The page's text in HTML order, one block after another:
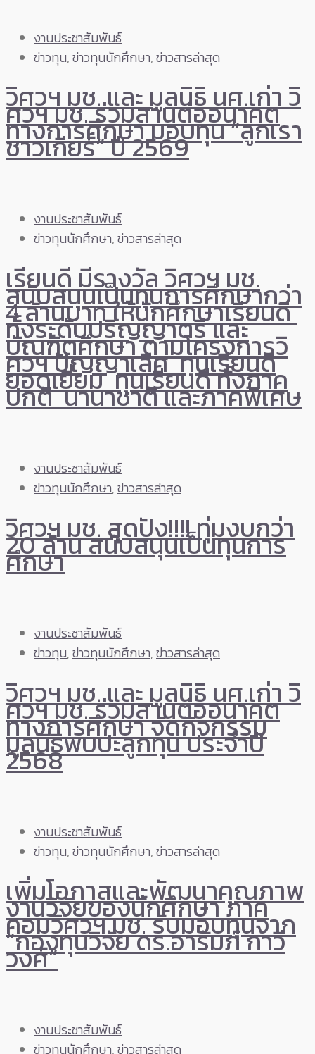
งานประชาสัมพันธ์
ข่าวทุน,ข่าวทุนนักศึกษา,ข่าวสารล่าสุด
วิศวฯ มช. และ มูลนิธิ นศ.เก่า วิ
ศวฯ มช. ร่วมสานต่ออนาคต
ทางการศึกษา มอบทุน “ลูกเรา
ชาวเกียร์” ปี 2569
งานประชาสัมพันธ์
ข่าวทุนนักศึกษา,ข่าวสารล่าสุด
เรียนดี มีรางวัล วิศวฯ มช.
สนับสนุนเป็นทุนการศึกษากว่า
4 ล้านบาท ให้นักศึกษาเรียนดี
ทั้งระดับปริญญาตรี และ
บัณฑิตศึกษา ตามโครงการวิ
ศวฯ ปัญญาเลิศ ทุนเรียนดี
ยอดเยี่ยม ทุนเรียนดี ทั้งภาค
ปกติ นานาชาติ และภาคพิเศษ
งานประชาสัมพันธ์
ข่าวทุนนักศึกษา,ข่าวสารล่าสุด
วิศวฯ มช. สุดปัง!!!! ทุ่มงบกว่า
20 ล้าน สนับสนุนเป็นทุนการ
ศึกษา
งานประชาสัมพันธ์
ข่าวทุน,ข่าวทุนนักศึกษา,ข่าวสารล่าสุด
วิศวฯ มช. และ มูลนิธิ นศ.เก่า วิ
ศวฯ มช. ร่วมสานต่ออนาคต
ทางการศึกษา จัดกิจกรรม
มูลนิธิพบปะลูกทุน ประจำปี
2568
งานประชาสัมพันธ์
ข่าวทุน,ข่าวทุนนักศึกษา,ข่าวสารล่าสุด
เพิ่มโอกาสและพัฒนาคุณภาพ
งานวิจัยของนักศึกษา ภาค
คอมวิศวฯ มช. รับมอบทุนจาก
“กองทุนวิจัย ดร.อารัมภ์ กาวี
วงศ์”
งานประชาสัมพันธ์
ข่าวทุนนักศึกษา,ข่าวสารล่าสุด